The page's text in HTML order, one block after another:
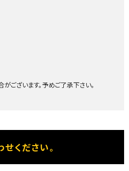
ざいます。予めご了承下さい。
ください。